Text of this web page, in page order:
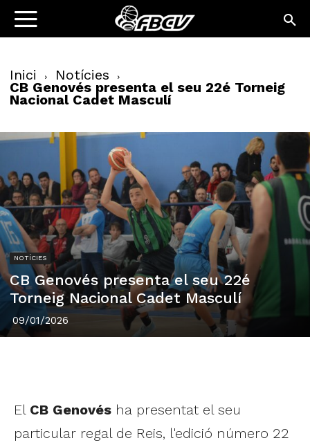
Inici Notícies
CB Genovés presenta el seu 22é Torneig
Nacional Cadet Masculí
NOTÍCIES
CB Genovés presenta el seu 22é
Torneig Nacional Cadet Masculí
09/01/2026
El CB Genovés ha presentat el seu
particular regal de Reis, l'edició número 22